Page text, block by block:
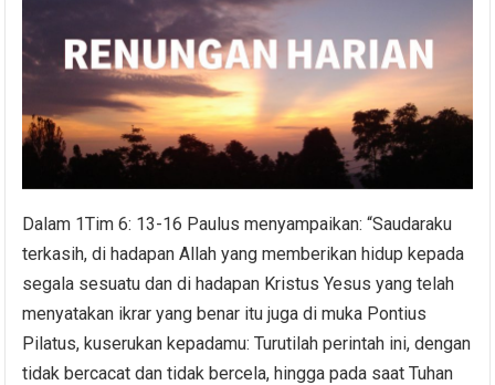
Dalam 1Tim 6: 13-16 Paulus menyampaikan: “Saudaraku
terkasih, di hadapan Allah yang memberikan hidup kepada
segala sesuatu dan di hadapan Kristus Yesus yang telah
menyatakan ikrar yang benar itu juga di muka Pontius
Pilatus, kuserukan kepadamu: Turutilah perintah ini, dengan
tidak bercacat dan tidak bercela, hingga pada saat Tuhan